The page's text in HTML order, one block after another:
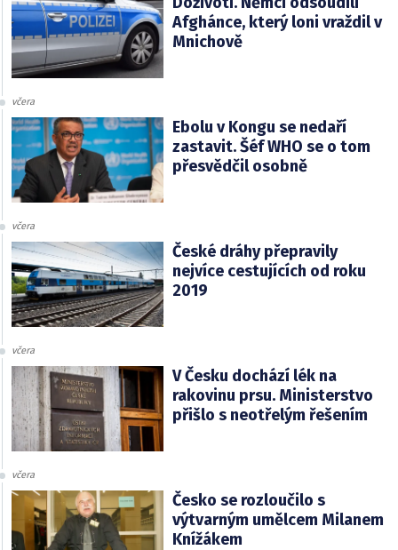
Afghánce, který loni vraždil v
Mnichově
včera
Ebolu v Kongu se nedaří
zastavit. Šéf WHO se o tom
přesvědčil osobně
včera
České dráhy přepravily
nejvíce cestujících od roku
2019
včera
V Česku dochází lék na
rakovinu prsu. Ministerstvo
přišlo s neotřelým řešením
včera
Česko se rozloučilo s
výtvarným umělcem Milanem
Knížákem